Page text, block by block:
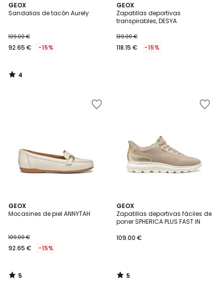
GEOX
Sandalias de tacón Aurely
109.00 €
92.65 € -15%
4
/
4
/
GEOX
Zapatillas deportivas
transpirables, DESYA
139.00 €
118.15 € -15%
GEOX
Mocasines de piel ANNYTAH
109.00 €
92.65 € -15%
5
/
5
/
GEOX
Zapatillas deportivas fáciles de
poner SPHERICA PLUS FAST IN
109.00 €
5
/
5
5
/